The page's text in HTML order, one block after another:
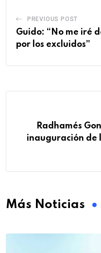
PREVIOUS POST
Guido: “No me iré
por los excluidos”
Radhamés
inauguración de
Más Noticias